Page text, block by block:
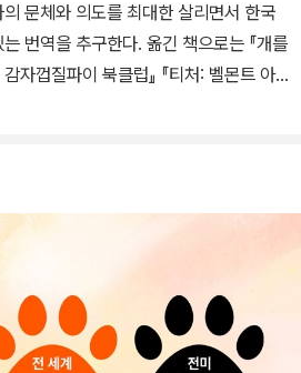
극히 무거운 주제를 풀어내면서도 시종
탕에 두고 소설을 이끌어나간다. 현재
, 고양이 한 마리와 함께 평화로운 나날을
문체와 의도를 최대한 살리면서 한국
번역을 추구한다. 옮긴 책으로는 『개를
자껍질파이 북클럽』 『티처: 벨몬트 아